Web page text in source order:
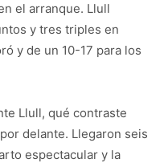
el arranque. Llull
y tres triples en
y de un 10-17 para los
Llull, qué contraste
delante. Llegaron seis
espectacular y la